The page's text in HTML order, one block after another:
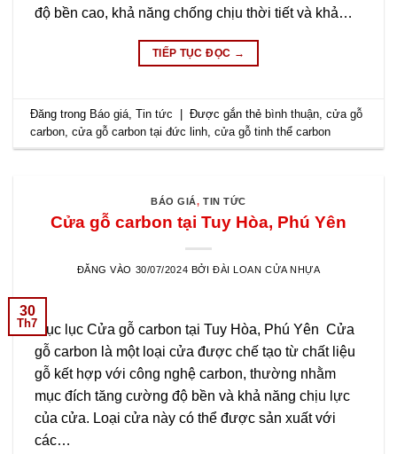
độ bền cao, khả năng chống chịu thời tiết và khả…
TIẾP TỤC ĐỌC →
Đăng trong Báo giá ,Tin tức | Được gắn thẻbình thuận ,cửa gỗ
carbon ,cửa gỗ carbon tại đức linh ,cửa gỗ tinh thể carbon
BÁO GIÁ,TIN TỨC
Cửa gỗ carbon tại Tuy Hòa, Phú Yên
ĐĂNG VÀO 30/07/2024 BỞI ĐÀI LOAN CỬA NHỰA
30
Th7Mục lục Cửa gỗ carbon tại Tuy Hòa, Phú Yên Cửa
gỗ carbon là một loại cửa được chế tạo từ chất liệu
gỗ kết hợp với công nghệ carbon, thường nhằm
mục đích tăng cường độ bền và khả năng chịu lực
của cửa. Loại cửa này có thể được sản xuất với
các…